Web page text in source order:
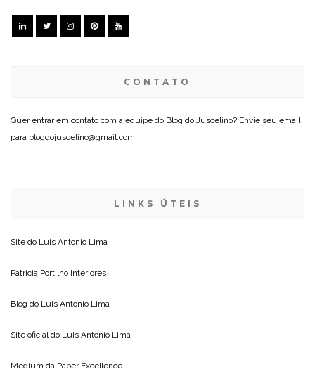
CONTATO
Quer entrar em contato com a equipe do Blog do Juscelino? Envie seu email
para blogdojuscelino@gmail.com
LINKS ÚTEIS
Site do Luis Antonio Lima
Patricia Portilho Interiores
Blog do Luis Antonio Lima
Site oficial do Luis Antonio Lima
Medium da Paper Excellence